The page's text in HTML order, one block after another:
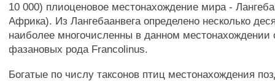
10 000) плиоценовое местонахождение мира -
Африка). Из Лангебаанвега определено несколько
наиболее многочисленны в данном местонахождении
фазановых рода Francolinus.
Богатые по числу таксонов птиц местонахождения